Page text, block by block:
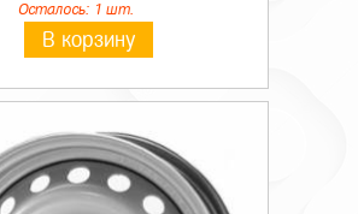
Осталось: 1 шт.
В корзину